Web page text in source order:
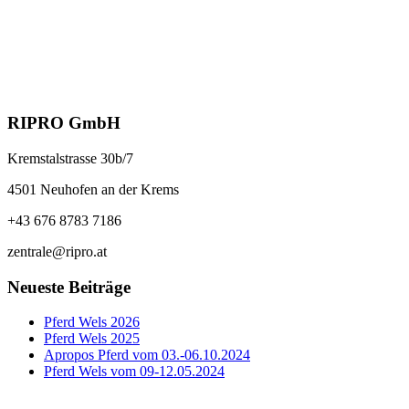
RIPRO GmbH
Kremstalstrasse 30b/7
4501 Neuhofen an der Krems
+43 676 8783 7186
zentrale@ripro.at
Neueste Beiträge
Pferd Wels 2026
Pferd Wels 2025
Apropos Pferd vom 03.-06.10.2024
Pferd Wels vom 09-12.05.2024